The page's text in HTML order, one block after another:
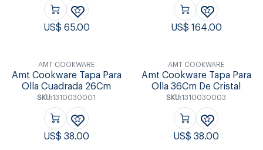
US$ 65.00 US$ 164.00
AMT COOKWARE
Amt Cookware Tapa Para
Olla Cuadrada 26Cm
SKU:1310030001
US$38.00
AMT COOKWARE
Amt Cookware Tapa Para
Olla 36Cm De Cristal
SKU:1310030003
US$38.00